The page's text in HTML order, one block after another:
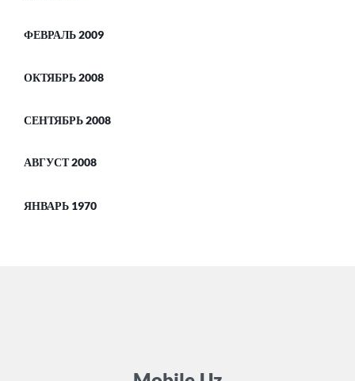
ФЕВРАЛЬ 2009
ОКТЯБРЬ 2008
СЕНТЯБРЬ 2008
АВГУСТ 2008
ЯНВАРЬ 1970